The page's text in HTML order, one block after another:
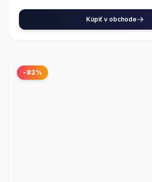
Kúpiť v obchode
-82%